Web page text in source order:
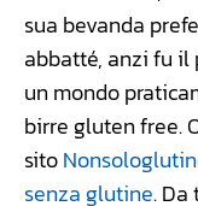
sua bevanda
abbatté, anzi fu
un mondo
birre gluten free.
sito
senza glutine.